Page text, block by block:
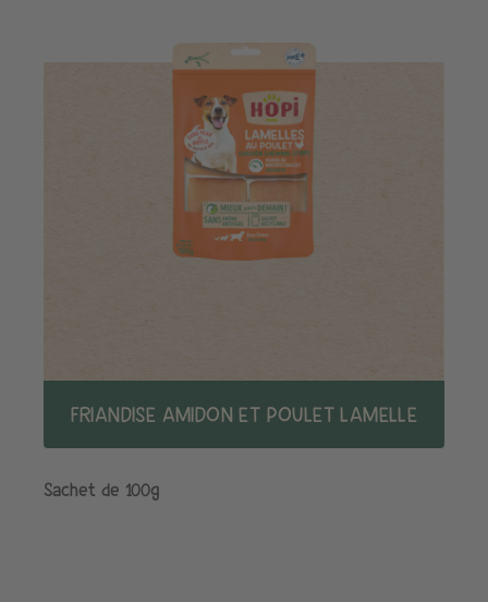
FRIANDISE AMIDON ET POULET LAMELLE
Sachet de 100g